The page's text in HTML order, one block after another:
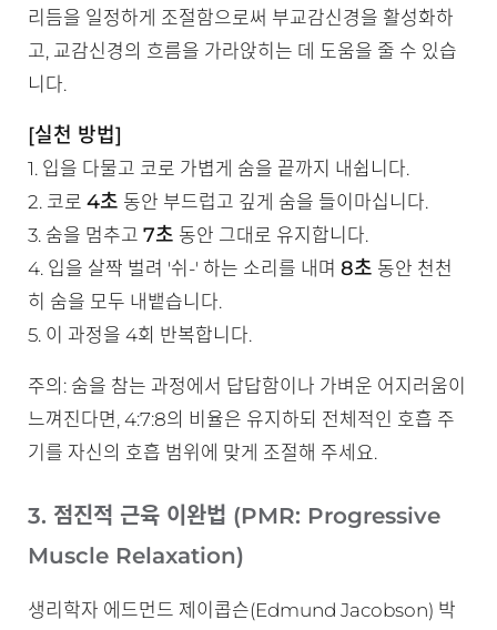
리듬을 일정하게 조절함으로써 부교감신경을 활성화하
고, 교감신경의 흐름을 가라앉히는 데 도움을 줄 수 있습
니다.
[실천 방법]
1. 입을 다물고 코로 가볍게 숨을 끝까지 내쉽니다.
2. 코로 4초 동안 부드럽고 깊게 숨을 들이마십니다.
3. 숨을 멈추고 7초 동안 그대로 유지합니다.
4. 입을 살짝 벌려 '쉬-' 하는 소리를 내며 8초 동안 천천
히 숨을 모두 내뱉습니다.
5. 이 과정을 4회 반복합니다.
주의: 숨을 참는 과정에서 답답함이나 가벼운 어지러움이
느껴진다면, 4:7:8의 비율은 유지하되 전체적인 호흡 주
기를 자신의 호흡 범위에 맞게 조절해 주세요.
3. 점진적 근육 이완법 (PMR: Progressive
Muscle Relaxation)
생리학자 에드먼드 제이콥슨(Edmund Jacobson) 박